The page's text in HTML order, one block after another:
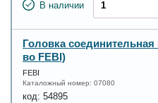
В наличии
Головка
во FEBI)
FEBI
Каталожный номер: 07080
код: 54895